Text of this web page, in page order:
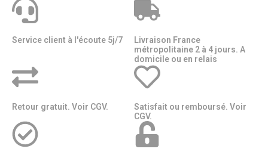
Service client à l'écoute 5j/7
Livraison France
métropolitaine 2 à 4 jours. A
domicile ou en relais​​
Retour gratuit. Voir CGV.
Satisfait ou remboursé. Voir
CGV.